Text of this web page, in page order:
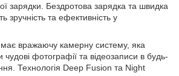
зарядки. Бездротова зарядка та швидка
зручність та ефективність у
вражаючу камерну систему, яка
фотографії та відеозаписи в будь-
Технологія Deep Fusion та Night